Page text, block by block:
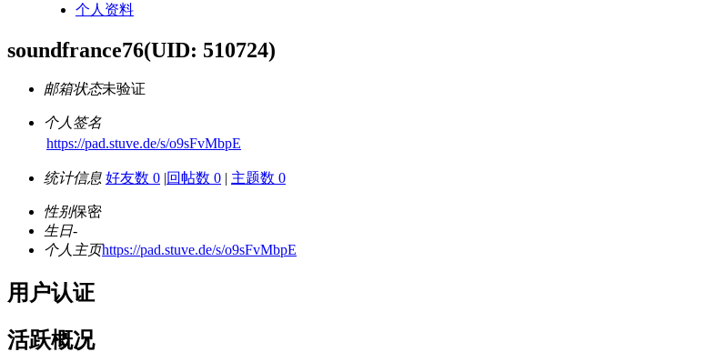
个人资料
soundfrance76(UID: 510724)
邮箱状态未验证
个人签名
https://pad.stuve.de/s/o9sFvMbpE
统计信息 好友数 0 |回帖数 0 | 主题数 0
性别保密
生日-
个人主页https://pad.stuve.de/s/o9sFvMbpE
用户认证
活跃概况